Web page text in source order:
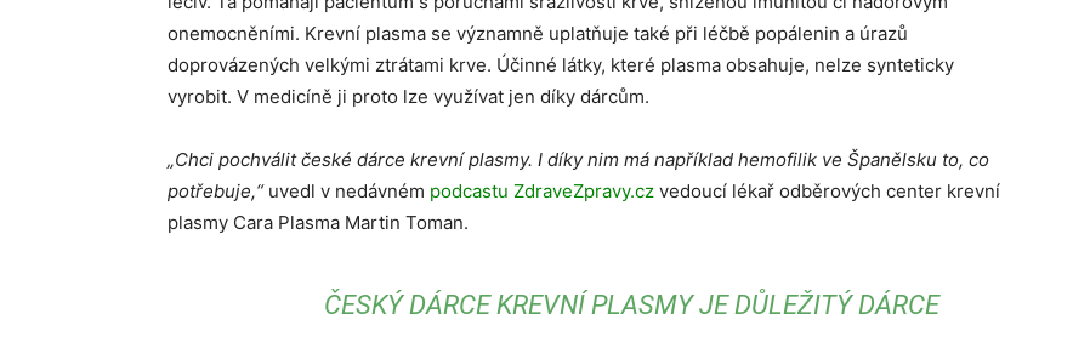
onemocněními. Krevní plasma se významně uplatňuje také při léčbě popálenin a úrazů
doprovázených velkými ztrátami krve. Účinné látky, které plasma obsahuje, nelze synteticky
vyrobit. V medicíně ji proto lze využívat jen díky dárcům.
„Chci pochválit české dárce krevní plasmy. I díky nim má například hemofilik ve Španělsku to, co
potřebuje,“ uvedl v nedávném podcastu ZdraveZpravy.cz vedoucí lékař odběrových center krevní
plasmy Cara Plasma Martin Toman.
ČESKÝ DÁRCE KREVNÍ PLASMY JE DŮLEŽITÝ DÁRCE